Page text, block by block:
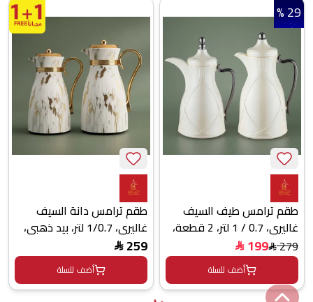
طقم ترامس طيف السيف
غاليري، 0.7 / 1 لتر، 2 قطعة،
خامة داخلية زجاج، يد أسود،
غطاء ضغاط - أبيض لؤلؤي
279
$
199
$
أضف للسلة
29 %
طقم ترامس دانة السيف
غاليري، 1/0.7 لتر، بيد ذهبي،
قطعتين، حافظة داخلية زجاج
حراري - أبيض
259
$
أضف للسلة